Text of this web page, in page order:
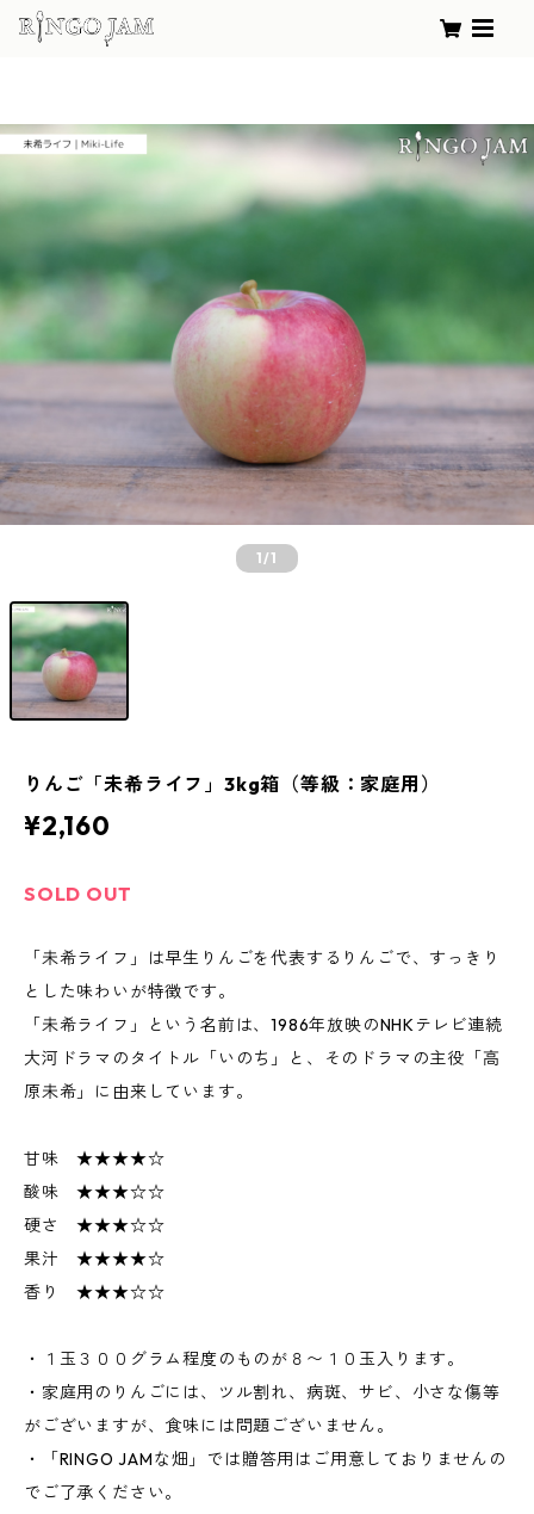
1/1
りんご「未希ライフ」3kg箱（等級：家庭用）
¥2,160
SOLD OUT
「未希ライフ」は早生りんごを代表するりんごで、すっきり
とした味わいが特徴です。
「未希ライフ」という名前は、1986年放映のNHKテレビ連続
大河ドラマのタイトル「いのち」と、そのドラマの主役「高
原未希」に由来しています。
甘味 ★★★★☆
酸味 ★★★☆☆
硬さ ★★★☆☆
果汁 ★★★★☆
香り ★★★☆☆
・１玉３００グラム程度のものが８〜１０玉入ります。
・家庭用のりんごには、ツル割れ、病斑、サビ、小さな傷等
がございますが、食味には問題ございません。
・「RINGO JAMな畑」では贈答用はご用意しておりませんの
でご了承ください。